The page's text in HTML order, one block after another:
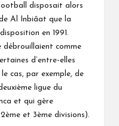
disposait alors
Al Inbiâat que la
en 1991.
débrouillaient comme
d’entre-elles
cas, par exemple, de
ligue du
et qui gère
et 3ème divisions).